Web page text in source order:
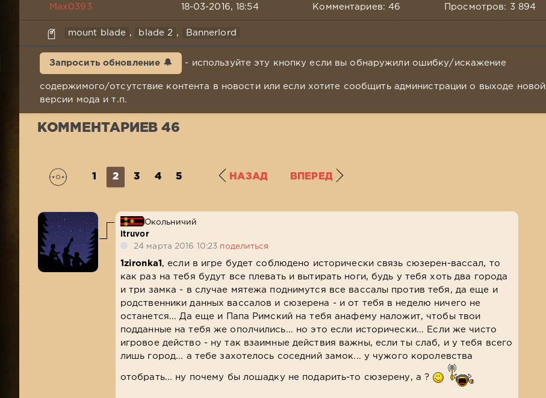
Max0393 18-03-2016, 18:54 Комментариев: 46 Просмотров: 3 894
mount blade , blade 2 , Bannerlord
Запросить обновление 🔔 - используйте эту кнопку если вы обнаружили ошибку/искажение
содержимого/отсутствие контента в новости или если хотите сообщить администрации о выходе новой
версии мода и т.п.
КОММЕНТАРИЕВ 46
1 2 3 4 5 НАЗАД ВПЕРЕД
Окольничий
itruvor
24 марта 2016 10:23 поделиться
1zironka1 , если в игре будет соблюдено исторически связь сюзерен-вассал, то
как раз на тебя будут все плевать и вытирать ноги, будь у тебя хоть два города
и три замка - в случае мятежа поднимутся все вассалы против тебя, да еще и
родственники данных вассалов и сюзерена - и от тебя в неделю ничего не
останется... Да еще и Папа Римский на тебя анафему наложит, чтобы твои
подданные на тебя же ополчились... но это если исторически... Если же чисто
игровое действо - ну так взаимные действия важны, если ты слаб, и у тебя всего
лишь город... а тебе захотелось соседний замок... у чужого королевства
отобрать... ну почему бы лошадку не подарить-то сюзерену, а ?